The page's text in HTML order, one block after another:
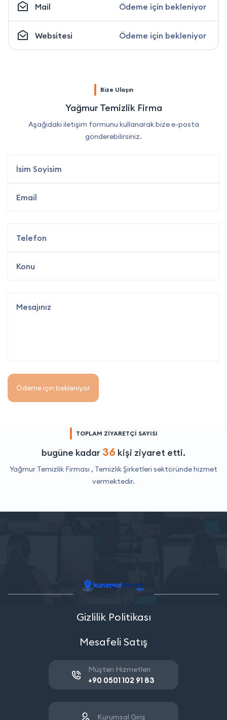
Mail Ödeme için bekleniyor
Websitesi Ödeme için bekleniyor
Bize Ulaşın
Yağmur Temizlik Firma
Aşağıdaki iletişim formunu kullanarak bize e-posta
gönderebilirsiniz.
Ödeme için bekleniyor
TOPLAM ZİYARETÇİ SAYISI
bugüne kadar 36 kişi ziyaret etti.
Yağmur Temizlik Firması , Temizlik Şirketleri sektöründe hizmet
vermektedir.
Gizlilik Politikası
Mesafeli Satış
Müşteri Hizmetleri
+90 0501 102 91 83
Kurumsal Giriş